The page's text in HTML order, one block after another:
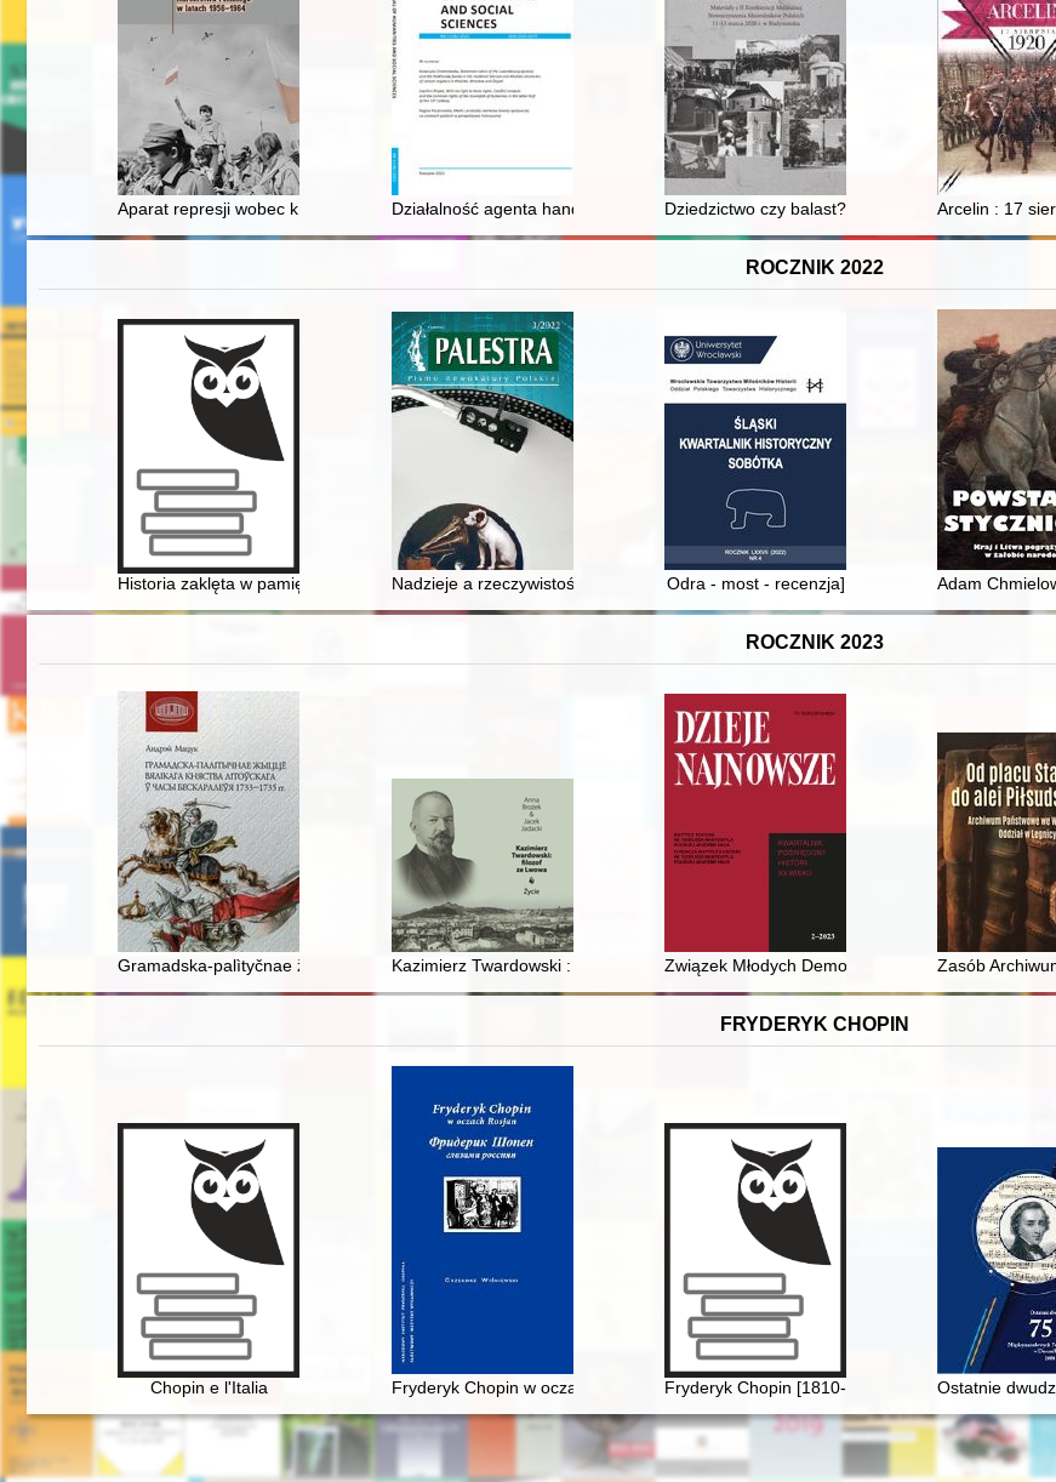
Aparat represji wobec krakowskiego harcerstwa w latach 1956-1966Działalność agenta handlowego w II Rzeczypospolitej na przykładzie Hilarego
Dziedzictwo czy balast? : Ełk 1920 - studium
Arcelin : 17
ROCZNIK 2022
Historia zaklęta w pamięci : Stanisławów i Ziemia Stanisławowska w polskiej i ukraińskiej przestrzeni historycznej. T. 2,
Nadzieje a rzeczywistość : samorządność i nadzór Ministra Sprawiedliwości w
Odra - most - recenzja] Adam
ROCZNIK 2023
Gramadska-palìtyčnae žyccë Vâlìkaga Knâstva Lìtoŭskaga ŭ časy beskaraleŭâ 1733-1735 gg
Kazimierz Twardowski : filozof ze Lwowa : życieZwiązek Młodych Demokratów (1956-1957)
Zasób
FRYDERYK CHOPIN
Chopin e l'Italia Fryderyk Chopin w oczach Rosjan. Antologia. Friderik źopen glazami Rossiân.
Fryderyk Chopin [1810-1849]. KorzenieOstatnie